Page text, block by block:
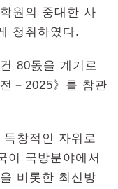
원의 중대한 사
청취하였다.
80돐을 계기로
－2025》를 참관
창적인 자위로
이 국방분야에서
비롯한 최신방